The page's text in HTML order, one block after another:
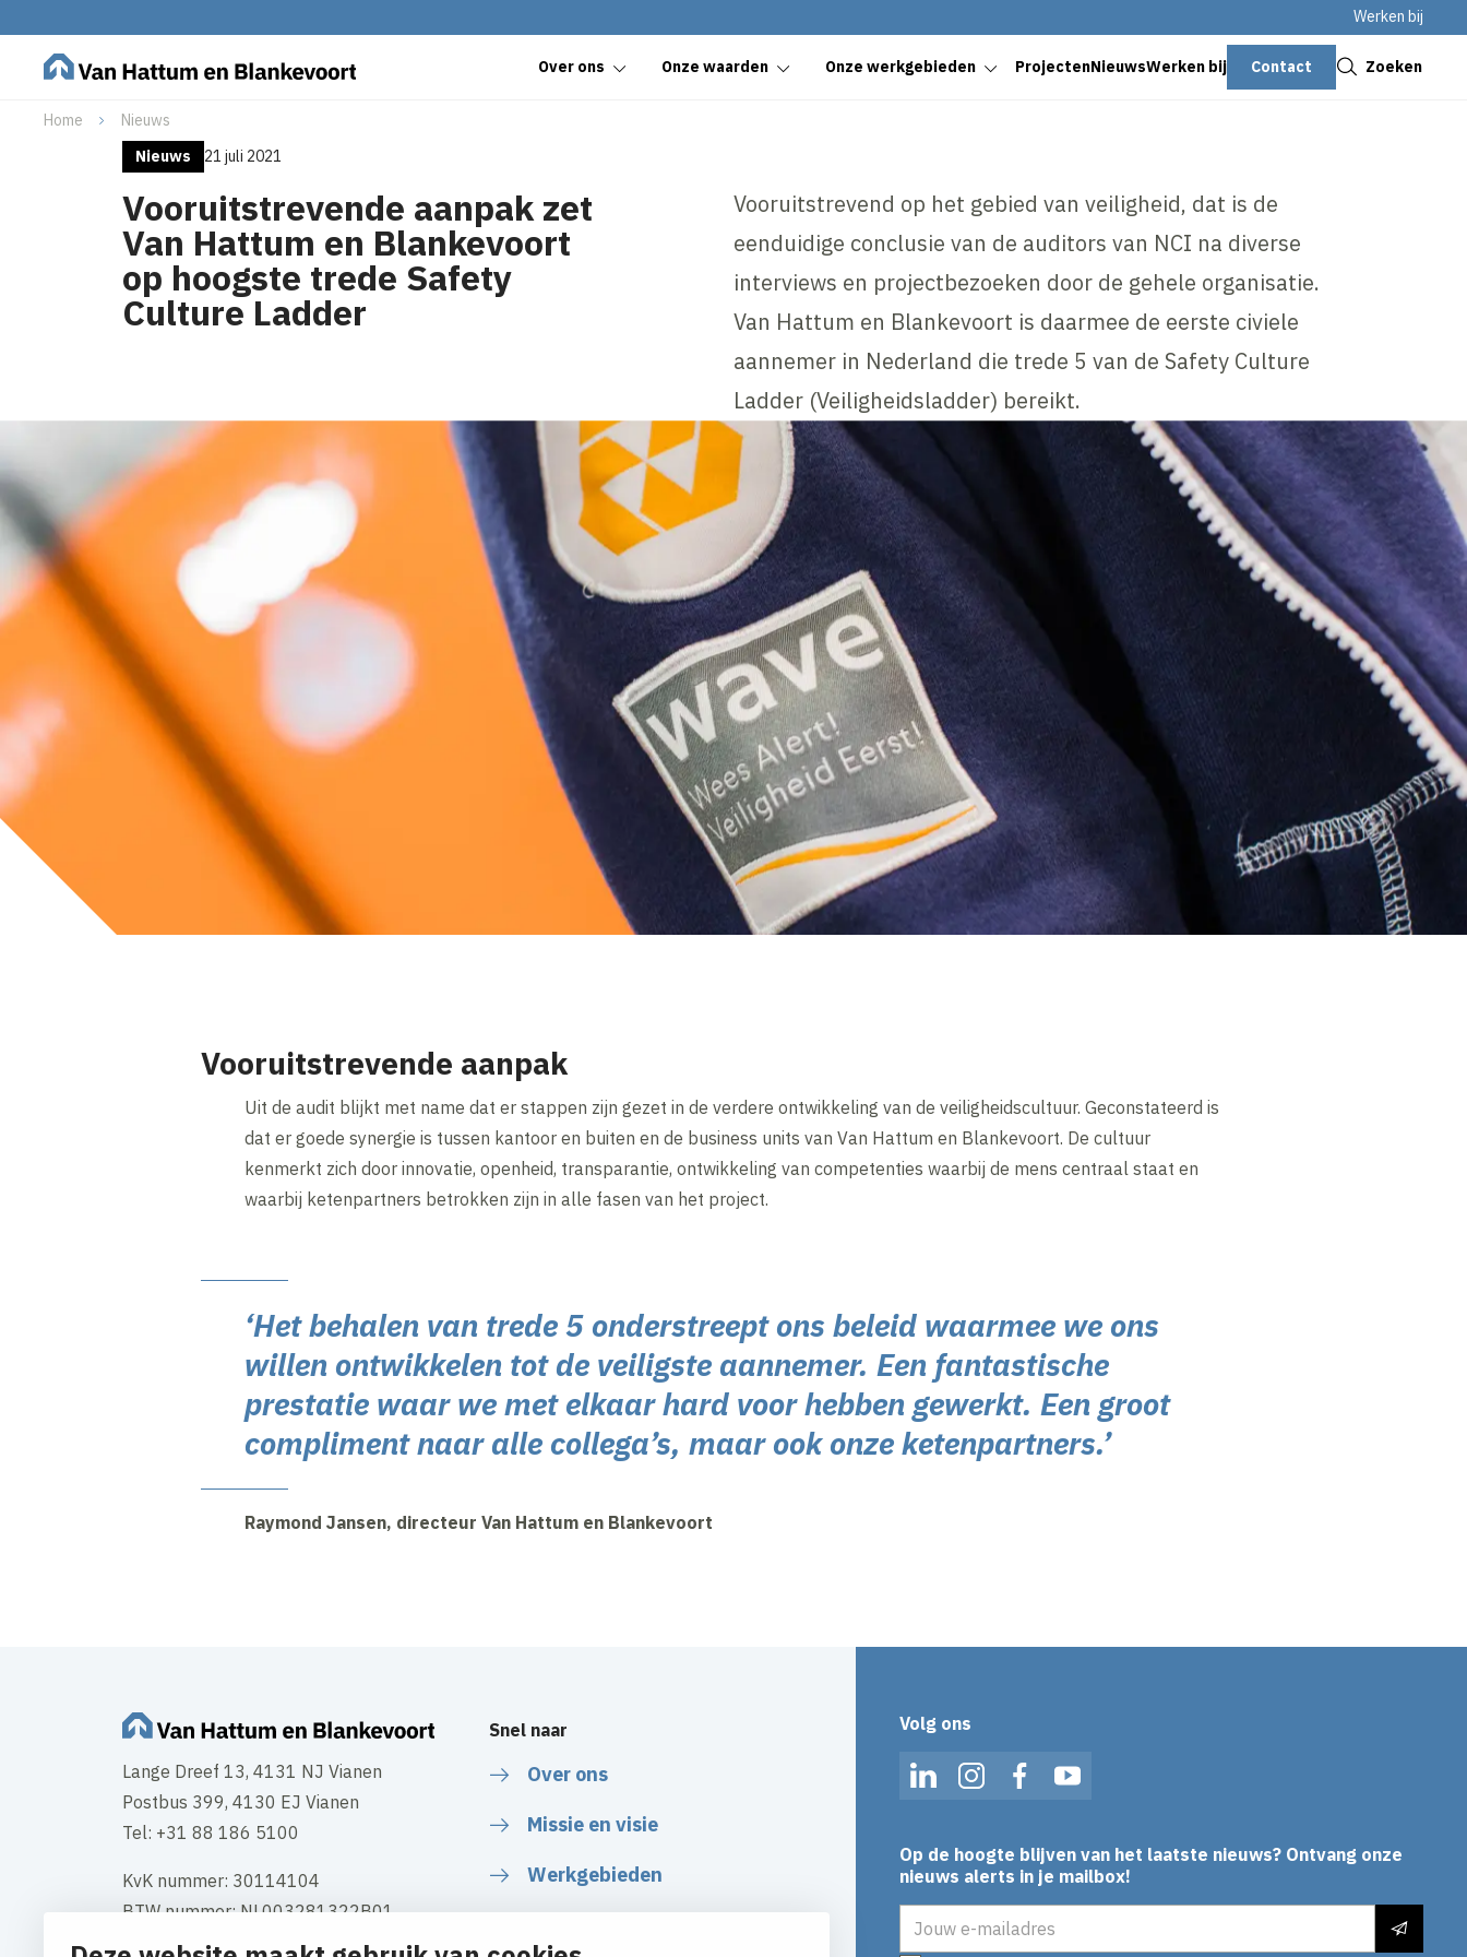
Werken bij
Over ons Onze waarden Onze werkgebieden ProjectenNieuwsWerken bij Contact Zoeken
Home
Nieuws
Nieuws
21 juli 2021
Vooruitstrevende aanpak zet
Van Hattum en Blankevoort
op hoogste trede Safety
Culture Ladder
Vooruitstrevend op het gebied van veiligheid, dat is de
eenduidige conclusie van de auditors van NCI na diverse
interviews en projectbezoeken door de gehele organisatie.
Van Hattum en Blankevoort is daarmee de eerste civiele
aannemer in Nederland die trede 5 van de Safety Culture
Ladder (Veiligheidsladder) bereikt.
Vooruitstrevende aanpak
Uit de audit blijkt met name dat er stappen zijn gezet in de verdere ontwikkeling van de veiligheidscultuur. Geconstateerd is
dat er goede synergie is tussen kantoor en buiten en de business units van Van Hattum en Blankevoort. De cultuur
kenmerkt zich door innovatie, openheid, transparantie, ontwikkeling van competenties waarbij de mens centraal staat en
waarbij ketenpartners betrokken zijn in alle fasen van het project.
‘Het behalen van trede 5 onderstreept ons beleid waarmee we ons
willen ontwikkelen tot de veiligste aannemer. Een fantastische
prestatie waar we met elkaar hard voor hebben gewerkt. Een groot
compliment naar alle collega’s, maar ook onze ketenpartners.’
Raymond Jansen, directeur Van Hattum en Blankevoort
Lange Dreef 13, 4131 NJ Vianen
Postbus 399, 4130 EJ Vianen
Tel: +31 88 186 5100
KvK nummer: 30114104
BTW nummer: NL003281322B01
Snel naar
Over ons
Missie en visie
Werkgebieden
Volg ons
LinkedInInstagramFacebookYouTube
Op de hoogte blijven van het laatste nieuws? Ontvang onze
nieuws alerts in je mailbox!
Sluiten